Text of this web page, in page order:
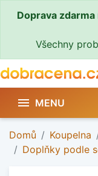
Doprava
Všechny
 MENU
Domů Koupelna
Doplňky podle